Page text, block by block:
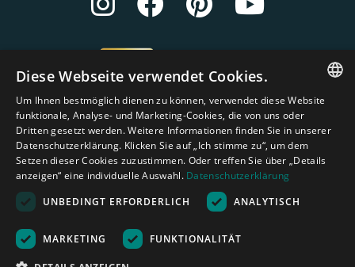
Nederland|Deutschland| België|Belgique |España
Kingdom
ENGLISH
DUTCH
GERMAN
Diese Webseite verwendet Cookies.
Um Ihnen bestmöglich dienen zu können, verwendet diese Website
funktionale, Analyse- und Marketing-Cookies, die von uns oder
Dritten gesetzt werden. Weitere Informationen finden Sie in unserer
Datenschutzerklärung. Klicken Sie auf „Ich stimme zu“, um dem
Setzen dieser Cookies zuzustimmen. Oder treffen Sie über „Details
anzeigen“ eine individuelle Auswahl. Datenschutzerklärung
UNBEDINGT ERFORDERLICH
ANALYTISCH
MARKETING FUNKTIONALITÄT